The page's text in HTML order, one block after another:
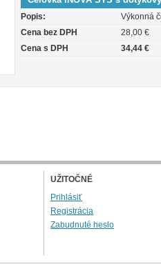
Popis:
Výkonná
Cena bez DPH
28,00 €
Cena s DPH
34,44 €
UŽITOČNÉ
Prihlásiť
Registrácia
Zabudnuté heslo